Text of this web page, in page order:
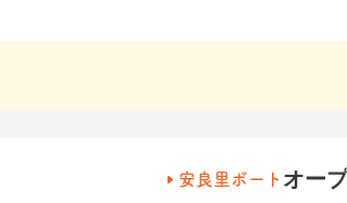
安良里ボート オー